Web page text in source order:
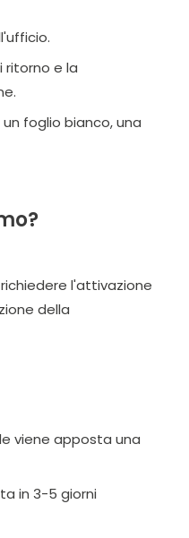
ritorno e la
foglio bianco, una
l'attivazione
della
viene apposta una
in 3-5 giorni